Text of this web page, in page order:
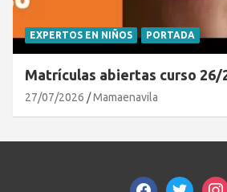
EXPERTOS EN NIÑOS PORTADA
Matrículas abiertas curso 26/
27/07/2026 Mamaenavila
facebooktwitter